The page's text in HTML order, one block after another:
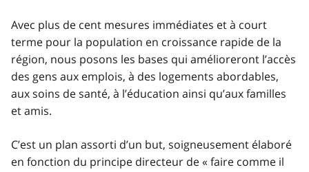
Avec plus de cent mesures immédiates et à court
terme pour la population en croissance rapide de la
région, nous posons les bases qui amélioreront l’accès
des gens aux emplois, à des logements abordables,
aux soins de santé, à l’éducation ainsi qu’aux familles
et amis.
C’est un plan assorti d’un but, soigneusement élaboré
en fonction du principe directeur de « faire comme il